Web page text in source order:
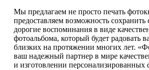
Мы предлагаем не просто печать
предоставляем возможность сохранить
дорогие воспоминания в виде
фотоальбома, который будет радовать
близких на протяжении многих лет.
ваш надежный партнер в мире
и изготовлении персонализированных